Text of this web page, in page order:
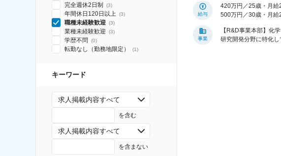
完全週休2日制 (3)
年間休日120日以上 (3)
職種未経験歓迎 (3)
業種未経験歓迎 (3)
学歴不問 (0)
転勤なし（勤務地限定） (1)
キーワード
求人掲載内容すべて
を含む
求人掲載内容すべて
を含まない
給与
420万円／25歳・月
500万円／30歳・月
事業
【R&D事業本部】化
研究開発分野に特化